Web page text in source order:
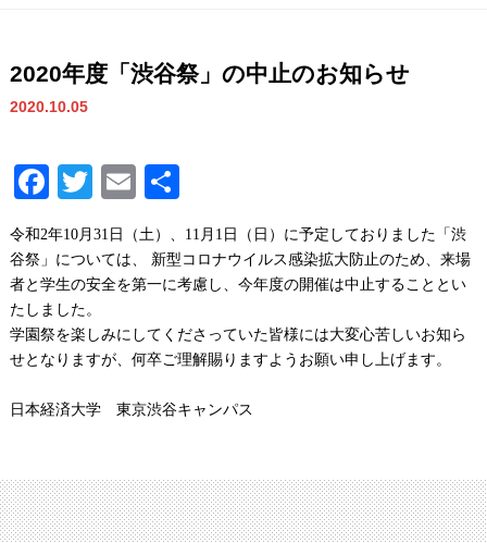
2020年度「渋谷祭」の中止のお知らせ
2020.10.05
Facebook
TwitterEmail
有
令和2年10月 31 日（土）、 11 月 1 日（日）に予定しておりました「渋
谷祭」については、 新型コロナウイルス感染拡大防止のため、来場
者と学生の安全を第一に考慮し、今年度の開催は中止することとい
たしました。
学園祭を楽しみにしてくださっていた皆様には大変心苦しいお知ら
せとなりますが、何卒ご理解賜りますようお願い申し上げます。
日本経済大学 東京渋谷キャンパス